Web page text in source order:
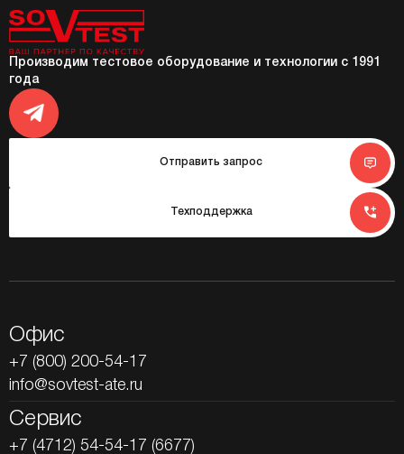
Производим тестовое оборудование и технологии с 1991
года
Отправить запрос
Техподдержка
Офис
+7 (800) 200-54-17
info@sovtest-ate.ru
Сервис
+7 (4712) 54-54-17 (6677)